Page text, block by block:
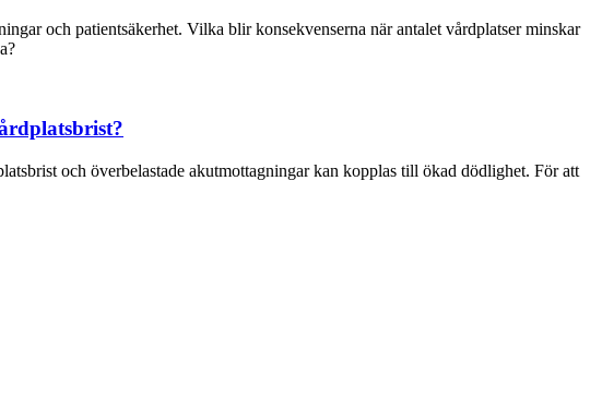
och patientsäkerhet. Vilka blir konsekvenserna när antalet vårdplatser minskar
och överbelastade akutmottagningar kan kopplas till ökad dödlighet. För att